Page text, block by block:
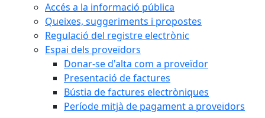
Accés a la informació pública
Queixes, suggeriments i propostes
Regulació del registre electrònic
Espai dels proveïdors
Donar-se d'alta com a proveïdor
Presentació de factures
Bústia de factures electròniques
Període mitjà de pagament a proveïdors